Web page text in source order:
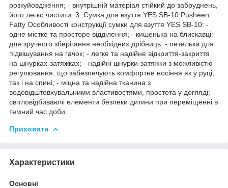
розкуйовдження; - внутрішній матеріал стійкий до забруднень,
його легко чистити. 3. Сумка для взуття YES SB-10 Pusheen
Fatty Особливості конструкції сумки для взуття YES SB-10: -
одне містке та просторе відділення; - кишенька на блискавці:
для зручного зберігання необхідних дрібниць; - петелька для
підвішування на гачок; - легке та надійне відкриття-закриття
на шнурках-затяжках; - надійні шнурки-затяжки з можливістю
регулювання, що забезпечують комфортне носіння як у руці,
так і на спині; - міцна та надійна тканина з
водовідштовхувальними властивостями, простота у догляді; -
світловідбиваючі елементи безпеки дитини при переміщенні в
темний час доби.
Приховати
Характеристики
Основні